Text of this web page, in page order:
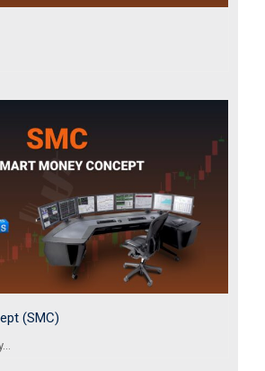
(SMC)